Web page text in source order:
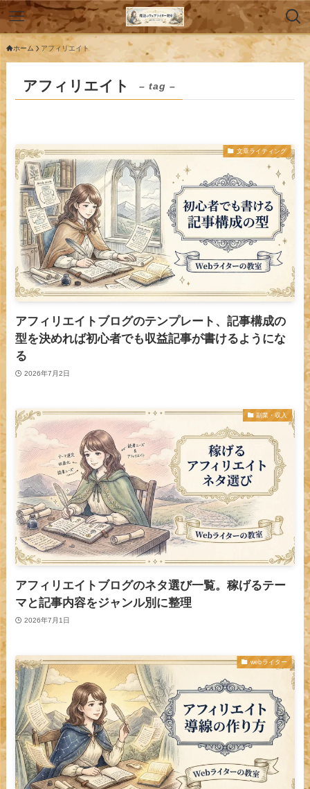
ホーム アフィリエイト
アフィリエイト – tag –
文章ライティング
アフィリエイトブログのテンプレート、記事構成の
型を決めれば初心者でも収益記事が書けるようにな
る
2026年7月2日
副業・収入
アフィリエイトブログのネタ選び一覧。稼げるテー
マと記事内容をジャンル別に整理
2026年7月1日
webライター